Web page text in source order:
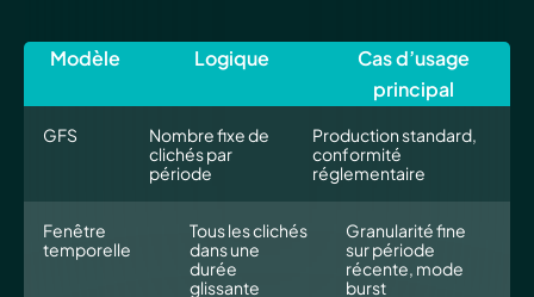
Modèle Logique
Cas d’usage
principal
GFS
Nombre fixe de
clichés par
période
Production standard,
conformité
réglementaire
Fenêtre
temporelle
Tous les clichés
dans une
durée
glissante
Granularité fine
sur période
récente, mode
burst